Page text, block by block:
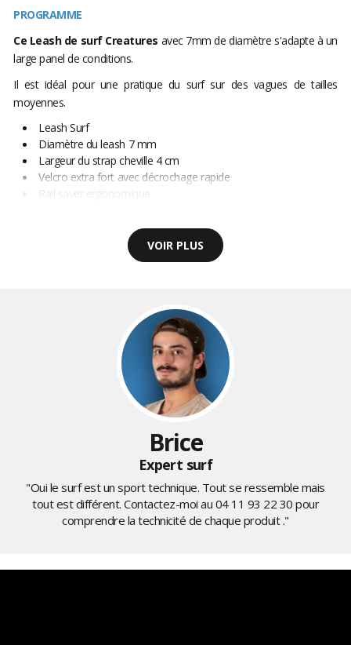
PROGRAMME
Ce Leash de surf Creatures avec 7mm de diamètre s'adapte à un
large panel de conditions.
Il est idéal pour une pratique du surf sur des vagues de tailles
moyennes.
Leash Surf
Diamètre du leash 7 mm
Largeur du strap cheville 4 cm
Velcro extra fort avec décrochage rapide
Rail saver ergonomique
VOIR PLUS
Brice
Expert surf
"Oui le surf est un sport technique. Tout se ressemble mais
tout est différent. Contactez-moi au 04 11 93 22 30 pour
comprendre la technicité de chaque produit ."